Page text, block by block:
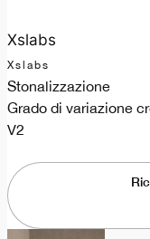
Xslabs
Xslabs
Stonalizzazione
Grado di variazione
V2